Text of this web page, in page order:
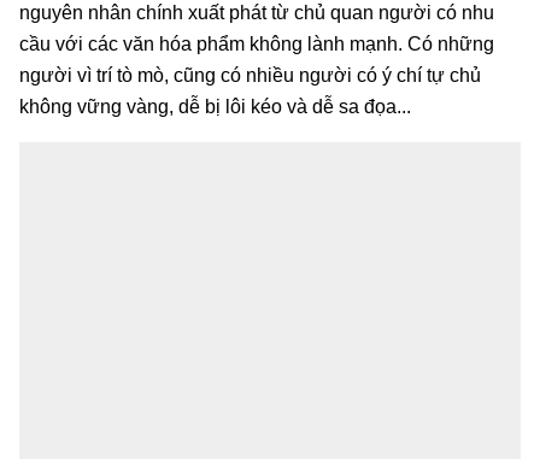
nguyên nhân chính xuất phát từ chủ quan người có nhu
cầu với các văn hóa phẩm không lành mạnh. Có những
người vì trí tò mò, cũng có nhiều người có ý chí tự chủ
không vững vàng, dễ bị lôi kéo và dễ sa đọa...